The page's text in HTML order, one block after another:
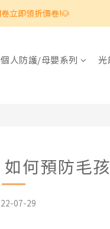
立即領折價卷!🐶
個人防護/母嬰系列 光
何預防毛
07-29